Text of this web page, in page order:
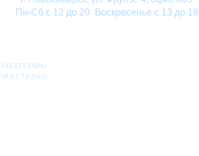
Пн-Сб с 12 до 20 Воскресенье с 13 до 18